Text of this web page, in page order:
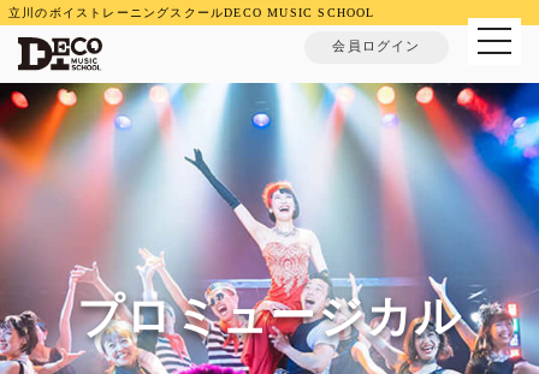
立川のボイストレーニングスクールDECO MUSIC SCHOOL
会員ログイン
MENU
プロミュージカル